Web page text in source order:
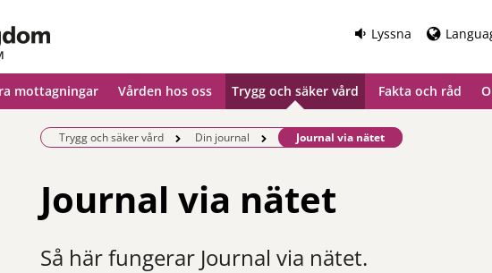
Lyssna
mottagningar Vården hos oss Trygg och säker vård Fakta och råd
Trygg och säker vård Din journal Befintlig sida:
Journal via nätet
Journal via nätet
Så här fungerar Journal via nätet.